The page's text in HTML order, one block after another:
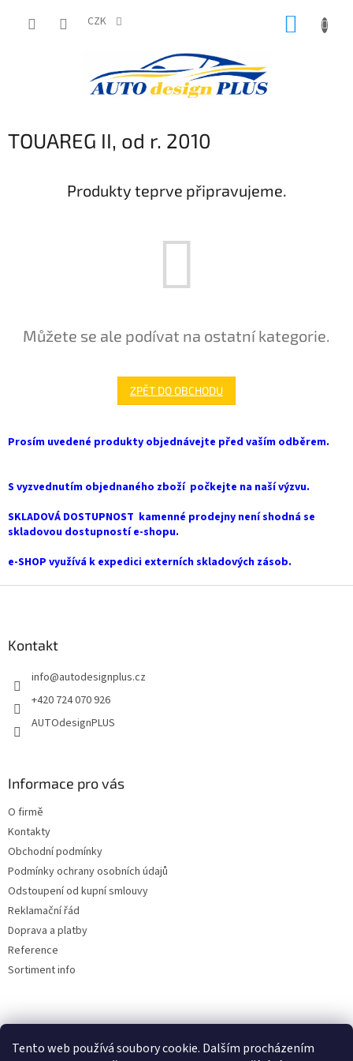
Tento web používá soubory cookie. Dalším procházením
CZK
TOUAREG II, od r. 2010
Produkty teprve připravujeme.
Můžete se ale podívat na ostatní kategorie.
ZPĚT DO OBCHODU
Prosím uvedené produkty objednávejte před vaším odběrem.
S vyzvednutím objednaného zboží počkejte na naší výzvu.
SKLADOVÁ DOSTUPNOST kamenné prodejny není shodná se
skladovou dostupností e-shopu.
e-SHOP využívá k expedici externích skladových zásob.
Kontakt
info@autodesignplus.cz
+420 724 070 926
AUTOdesignPLUS
Informace pro vás
O firmě
Kontakty
Obchodní podmínky
Podmínky ochrany osobních údajů
Odstoupení od kupní smlouvy
Reklamační řád
Doprava a platby
Reference
Sortiment info
Reklamační řád